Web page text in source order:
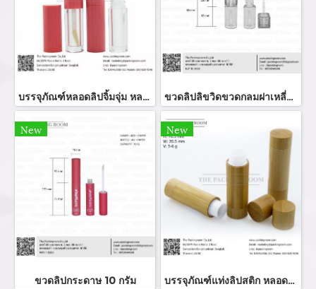
บรรจุภัณฑ์หลอดลิปจิ้มจุ่ม หลอดลิปกลอส bottle lip gloss/ lip bottle ขวดลิป บรรจุภัณฑ์ใส่ลิป จำหน่ายบรรจุภัณฑ์เครื่องสำอางรรจุภัณฑ์เครื่องสำอางทุกประเภท ขวดลิปลิขวิดขวดกลมฝาเหลี่ยม
New
ขวดลิปกระดาษ 10 กรัม
New
บรรจุภัณฑ์แท่งลิปสติก หลอดลิปแท่ง Lip stick package/ Lip tube สีแดงเงาฝาปิดแม่เหล็ก จำหน่ายบรรจุภัณฑ์เครื่องสำอางทุกประเภท